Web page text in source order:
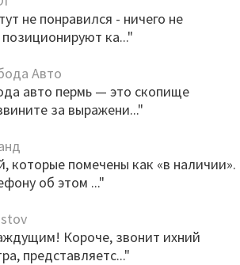
не понравился - ничего не
ка..."
Авто
авто пермь — это скопище
за выражени..."
которые помечены как «в наличии».
об этом ..."
Короче, звонит ихний
представляетс..."